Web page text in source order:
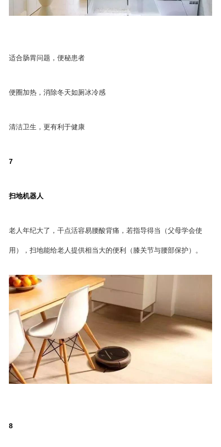
适合肠胃问题，便秘患者
便圈加热，消除冬天如厕冰冷感
清洁卫生，更有利于健康
7
扫地机器人
老人年纪大了，干点活容易腰酸背痛，若指导得当（父母学会使
用），扫地能给老人提供相当大的便利（膝关节与腰部保护）。
8